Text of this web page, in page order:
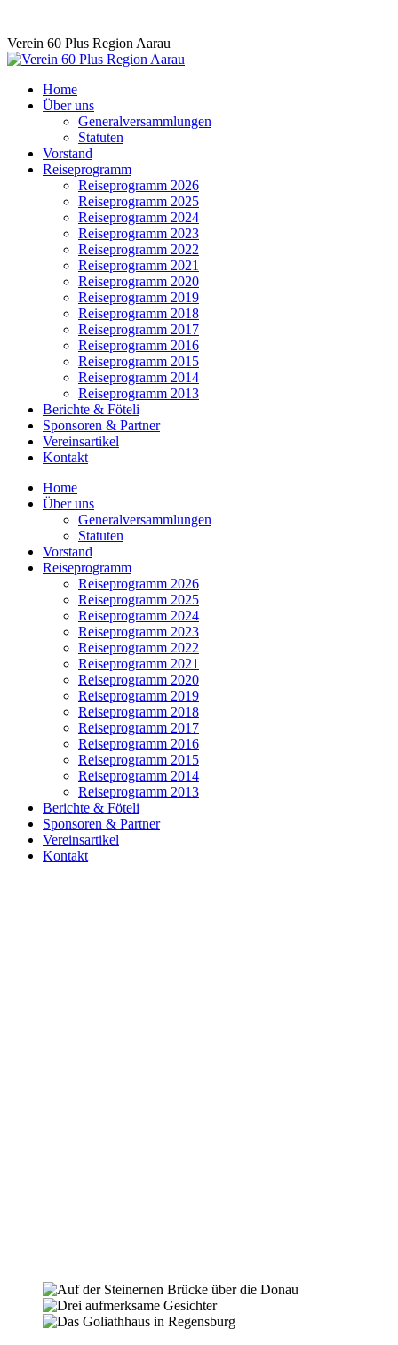
Skip
to
Verein 60 Plus Region Aarau
Home
Über uns
Generalversammlungen
Statuten
Vorstand
Reiseprogramm
Reiseprogramm 2026
Reiseprogramm 2025
Reiseprogramm 2024
Reiseprogramm 2023
Reiseprogramm 2022
Reiseprogramm 2021
Reiseprogramm 2020
Reiseprogramm 2019
Reiseprogramm 2018
Reiseprogramm 2017
Reiseprogramm 2016
Reiseprogramm 2015
Reiseprogramm 2014
Reiseprogramm 2013
Berichte & Föteli
Sponsoren & Partner
Vereinsartikel
Kontakt
Home
Über uns
Generalversammlungen
Statuten
Vorstand
Reiseprogramm
Reiseprogramm 2026
Reiseprogramm 2025
Reiseprogramm 2024
Reiseprogramm 2023
Reiseprogramm 2022
Reiseprogramm 2021
Reiseprogramm 2020
Reiseprogramm 2019
Reiseprogramm 2018
Reiseprogramm 2017
Reiseprogramm 2016
Reiseprogramm 2015
Reiseprogramm 2014
Reiseprogramm 2013
Berichte & Föteli
Sponsoren & Partner
Vereinsartikel
Kontakt